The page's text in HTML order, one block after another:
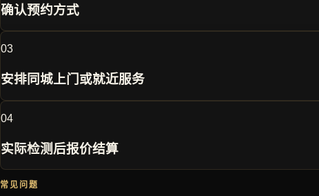
确认预约方式
03
安排同城上门或就近服务
04
实际检测后报价结算
常见问题